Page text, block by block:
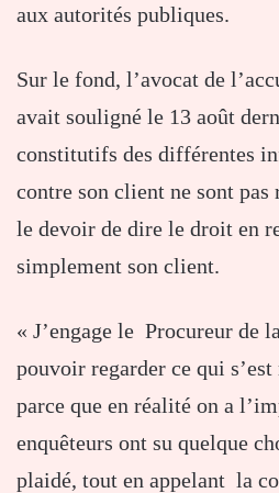
aux autorités publiques.
Sur le fond, l’avocat de
avait souligné le 13 août
constitutifs des différentes
contre son client ne sont
le devoir de dire le droit en
simplement son client.
« J’engage le Procureur de
pouvoir regarder ce qui
parce que en réalité on a
enquêteurs ont su quelque
plaidé, tout en appelant la